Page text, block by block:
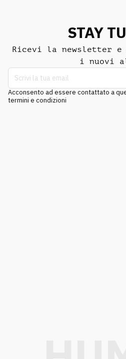
STAY
Ricevi la newsletter e
i nuovi
Acconsento ad essere contattato a
termini e condizioni